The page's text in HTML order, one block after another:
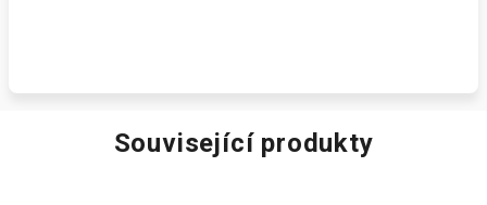
Související produkty